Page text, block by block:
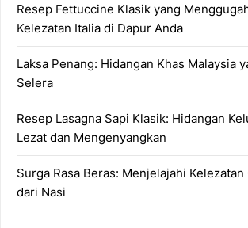
Resep Fettuccine Klasik yang
Kelezatan Italia di Dapur Anda
Laksa Penang: Hidangan Khas Malaysia
Selera
Resep Lasagna Sapi Klasik: Hidangan
Lezat dan Mengenyangkan
Surga Rasa Beras: Menjelajahi
dari Nasi